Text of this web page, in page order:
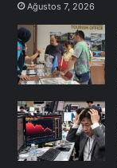
Ağustos 7, 2026